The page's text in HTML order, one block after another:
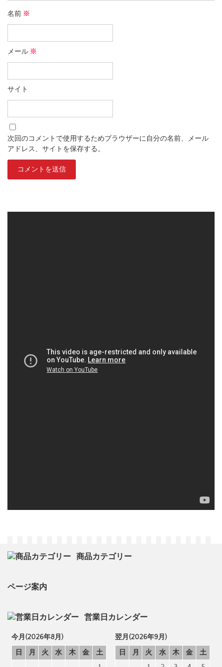
名前 ※
メール ※
サイト
次回のコメントで使用するためブラウザーに自分の名前、メール
アドレス、サイトを保存する。
商品カテゴリー
ページ案内
営業日カレンダー
今月(2026年8月)
日
月 火 水 木 金
土
翌月(2026年9月)
日
月 火 水 木 金
土